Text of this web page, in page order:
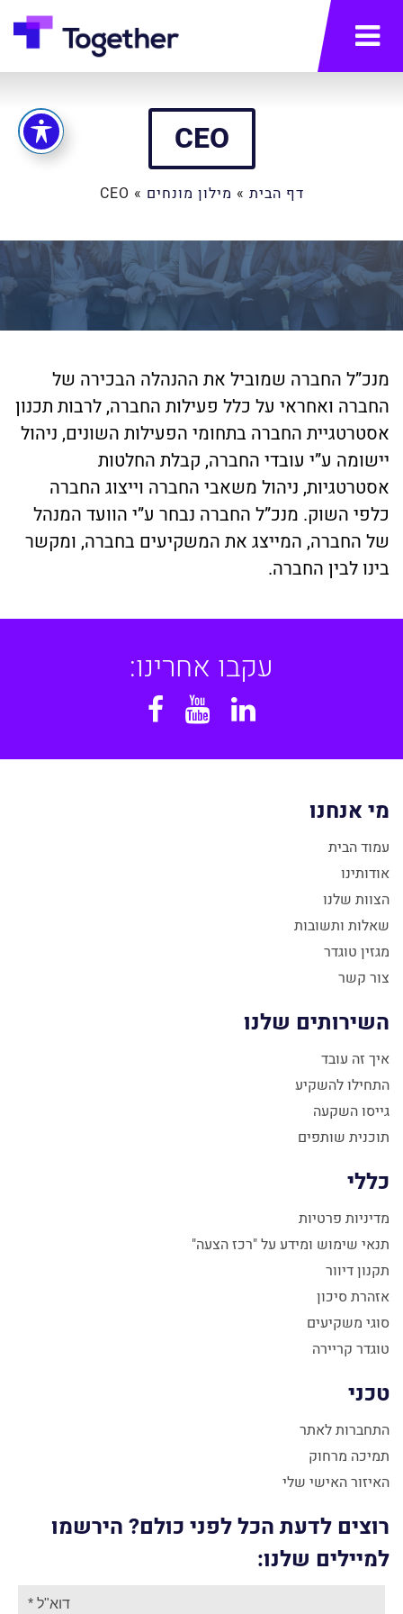
תפריט
CEO
דף הבית » מילון מונחים »
CEO
מנכ”ל החברה שמוביל את ההנהלה הבכירה של
החברה ואחראי על כלל פעילות החברה, לרבות תכנון
אסטרטגיית החברה בתחומי הפעילות השונים, ניהול
יישומה ע”י עובדי החברה, קבלת החלטות
אסטרטגיות, ניהול משאבי החברה וייצוג החברה
כלפי השוק. מנכ”ל החברה נבחר ע”י הוועד המנהל
של החברה, המייצג את המשקיעים בחברה, ומקשר
בינו לבין החברה.
עקבו אחרינו:
Linkedin
YouTube
מי אנחנו
עמוד הבית
אודותינו
הצוות שלנו
שאלות ותשובות
מגזין טוגדר
צור קשר
השירותים שלנו
איך זה עובד
התחילו להשקיע
גייסו השקעה
תוכנית שותפים
כללי
מדיניות פרטיות
תנאי שימוש ומידע על "רכז הצעה"
תקנון דיוור
אזהרת סיכון
סוגי משקיעים
טוגדר קריירה
טכני
התחברות לאתר
תמיכה מרחוק
האיזור האישי שלי
רוצים לדעת הכל לפני כולם? הירשמו
למיילים שלנו: